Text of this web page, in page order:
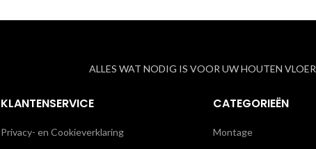
ALLES WAT NODIG IS VOOR UW HOUTEN VLOER
KLANTENSERVICE
Privacy- en Cookieverklaring
CATEGORIEËN
Montage